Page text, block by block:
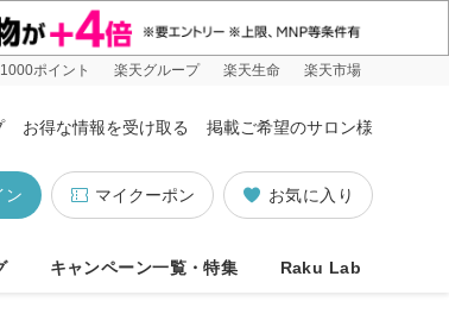
ポイント 楽天グループ 楽天生命 楽天市場
お得な情報を受け取る 掲載ご希望のサロン様
お気に入り
マイクーポン
ン
キャンペーン一覧・特集 Raku Lab